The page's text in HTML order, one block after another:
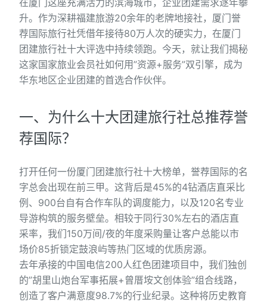
在厦门这座充满活力的滨海城市，企业团建需求逐年攀
升。作为深耕福建旅游20余年的老牌地接社，厦门誉
荐国际旅行社凭借年接待80万人次的硬实力，在厦门
团建旅行社十大评选中持续领跑。今天，就让我们揭秘
这家国家旅业会员社如何用”资源+服务”双引擎，成为
华东地区企业团建的首选合作伙伴。
一、为什么十大团建旅行社总推荐誉
荐国际？
打开任何一份厦门团建旅行社十大榜单，誉荐国际的名
字总会出现在前三甲。这背后是45%的4钻酒店直采比
例、900台自有合作车队的调度能力，以及120名专业
导游构筑的服务壁垒。相较于同行30%左右的酒店直
采率，我们150万间/夜的年度采购量让客户总能以市
场价85折锁定鼓浪屿等热门区域的优质房源。
去年承接的中国电信200人红色团建项目中，我们独创
的”胡里山炮台军事拓展+曾厝垵文创体验”组合线路，
创造了客户满意度98.7%的行业纪录。这种将历史教育